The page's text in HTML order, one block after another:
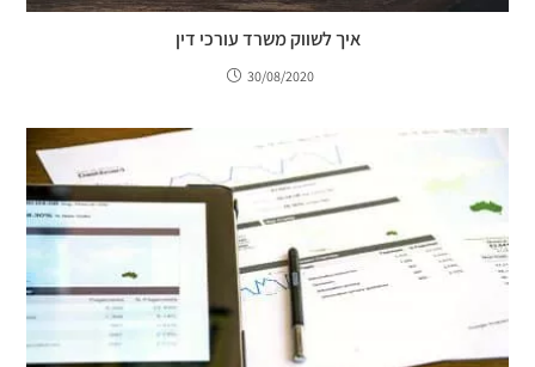
איך לשווק משרד עורכי דין
30/08/2020